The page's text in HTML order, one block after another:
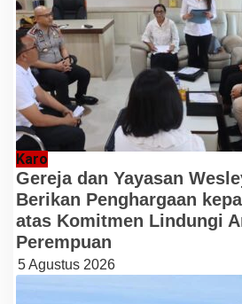
Karo
Gereja dan Yayasan
Berikan Penghargaan
atas Komitmen Lindungi
Perempuan
5 Agustus 2026